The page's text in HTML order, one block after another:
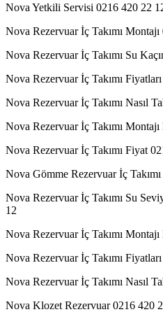
Nova Yetkili Servisi 0216 420 22
Nova Rezervuar İç Takımı
Nova Rezervuar İç Takımı Su
Nova Rezervuar İç Takımı
Nova Rezervuar İç Takımı Nasıl
Nova Rezervuar İç Takımı Montajı
Nova Rezervuar İç Takımı Fiyat
Nova Gömme Rezervuar İç
Nova Rezervuar İç Takımı Su
12
Nova Rezervuar İç Takımı Montajı
Nova Rezervuar İç Takımı
Nova Rezervuar İç Takımı Nasıl
Nova Klozet Rezervuar 0216 420